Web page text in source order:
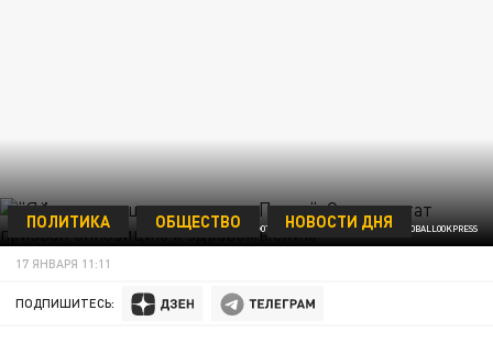
ФОТО: STATE DUMA PRESS SERVICE/GLOBALLOOKPRESS
ПОЛИТИКА ОБЩЕСТВО НОВОСТИ ДНЯ
17 ЯНВАРЯ 11:11
ПОДПИШИТЕСЬ: